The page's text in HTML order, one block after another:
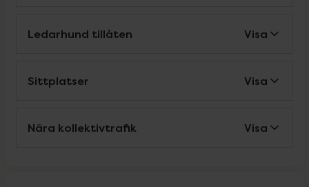
Ledarhund tillåten Visa
Sittplatser Visa
Nära kollektivtrafik Visa